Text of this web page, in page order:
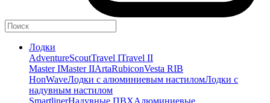
Лодки
AdventureScoutTravel ITravel II
Master IMaster IIArtaRubiconVesta RIB
HonWaveЛодки с алюминиевым настиломЛодки с
надувным настилом
SmartlinerНадувные ПВХАлюминиевые